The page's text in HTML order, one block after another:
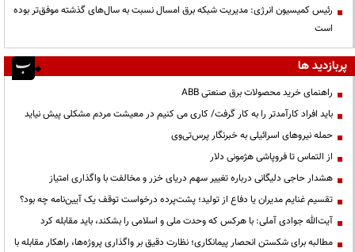
رئیس کمیسیون انرژی: مدیریت شبکه برق امسال نسبت به سال‌های گذشته موفق‌تر بوده
است
پربازدید ها
راهنمای خرید محصولات برق صنعتی ABB
باید افراد کارآمدتر را به کار گرفت/ کاری می کنیم در معیشت مردم مشکلی پیش نیاید
حمله نیروهای اسرائیلی به خبرنگار پرس‌تی‌وی
از التماس تا فروپاشی هژمونی دلار
هشدار حاجی دلیگانی درباره تغییر سهم دریای خزر و مخالفت با واگذاری امتیاز
تقسیم غنایم مدیران یا دفاع از تولید؛ پشت‌پرده درخواست توقف یک آیین‌نامه چه بود؟
آیت‌الله جوادی آملی: با هرکس که وحدت ملی و اسلامی را بشکند، باید مقابله کرد
مطالبه برای شکستن انحصار پیمانکاری؛ نظارت دقیق بر واگذاری پروژه‌ها، راهکار مقابله با